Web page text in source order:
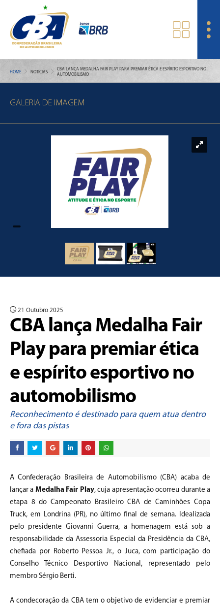
HOME NOTÍCIAS
CBA LANÇA MEDALHA FAIR PLAY PARA PREMIAR ÉTICA E ESPÍRITO ESPORTIVO NO
AUTOMOBILISMO
GALERIA DE IMAGEM
21 Outubro 2025
CBA lança Medalha Fair
Play para premiar ética
e espírito esportivo no
automobilismo
Reconhecimento é destinado para quem atua dentro
e fora das pistas
A Confederação Brasileira de Automobilismo (CBA) acaba de
lançar a Medalha Fair Play, cuja apresentação ocorreu durante a
etapa 8 do Campeonato Brasileiro CBA de Caminhões Copa
Truck, em Londrina (PR), no último final de semana. Idealizada
pelo presidente Giovanni Guerra, a homenagem está sob a
responsabilidade da Assessoria Especial da Presidência da CBA,
chefiada por Roberto Pessoa Jr., o Juca, com participação do
Conselho Técnico Desportivo Nacional, representado pelo
membro Sérgio Berti.
A condecoração da CBA tem o objetivo de evidenciar e premiar